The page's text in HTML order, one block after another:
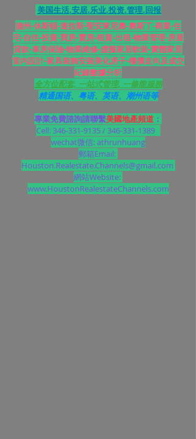
美国生活.安居.乐业.投资.管理.回报
德州-休斯頓-達拉斯-聖安東尼奧-奧斯丁-商業-住
宅-自住-投資-買房-賣房-租賃-出租-物業管理-房屋
貸款-車房保險-物業維修-虛擬家居軟裝-實體家居
室內設計-家具裝飾安裝美化房子-樓價走向及成交
紀錄數據分析
全方位配套, 一站式管理, 一條龍服務
精通国语、粤语、英语、潮州语等
專業免費諮詢請聯繫美國地產頻道 ：
Cell: 346-331-9135 / 346-331-1389
wechat微信: athrunhuang
郵箱Email:
Houston.Realestate.Channels@gmail.com
網站Website:
www.HoustonRealestateChannels.com